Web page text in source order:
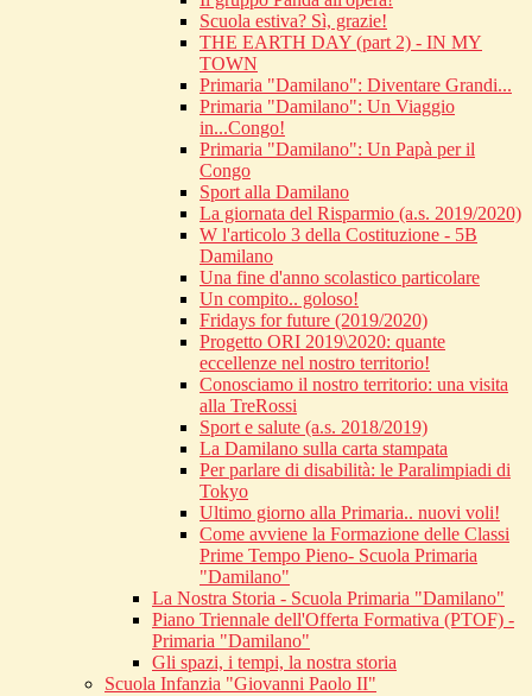
Scuola estiva? Sì, grazie!
THE EARTH DAY (part 2) - IN MY
TOWN
Primaria "Damilano": Diventare Grandi...
Primaria "Damilano": Un Viaggio
in...Congo!
Primaria "Damilano": Un Papà per il
Congo
Sport alla Damilano
La giornata del Risparmio (a.s. 2019/2020)
W l'articolo 3 della Costituzione - 5B
Damilano
Una fine d'anno scolastico particolare
Un compito.. goloso!
Fridays for future (2019/2020)
Progetto ORI 2019\2020: quante
eccellenze nel nostro territorio!
Conosciamo il nostro territorio: una visita
alla TreRossi
Sport e salute (a.s. 2018/2019)
La Damilano sulla carta stampata
Per parlare di disabilità: le Paralimpiadi di
Tokyo
Ultimo giorno alla Primaria.. nuovi voli!
Come avviene la Formazione delle Classi
Prime Tempo Pieno- Scuola Primaria
"Damilano"
La Nostra Storia - Scuola Primaria "Damilano"
Piano Triennale dell'Offerta Formativa (PTOF) -
Primaria "Damilano"
Gli spazi, i tempi, la nostra storia
Scuola Infanzia "Giovanni Paolo II"